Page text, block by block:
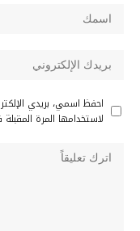
احفظ اسمي، بريدي
لاستخدامها المرة